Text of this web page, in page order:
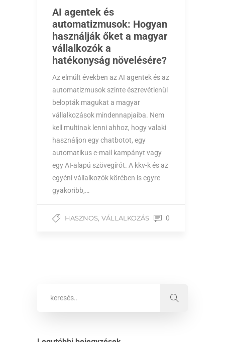
AI agentek és
automatizmusok: Hogyan
használják őket a magyar
vállalkozók a
hatékonyság növelésére?
Az elmúlt években az AI agentek és az
automatizmusok szinte észrevétlenül
belopták magukat a magyar
vállalkozások mindennapjaiba. Nem
kell multinak lenni ahhoz, hogy valaki
használjon egy chatbotot, egy
automatikus e-mail kampányt vagy
egy AI-alapú szövegírót. A kkv-k és az
egyéni vállalkozók körében is egyre
gyakoribb,…
HASZNOS, VÁLLALKOZÁS 0